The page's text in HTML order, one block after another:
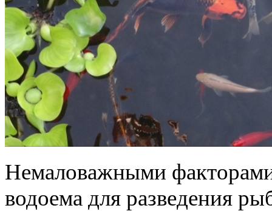
Немаловажными факторами
водоема для разведения